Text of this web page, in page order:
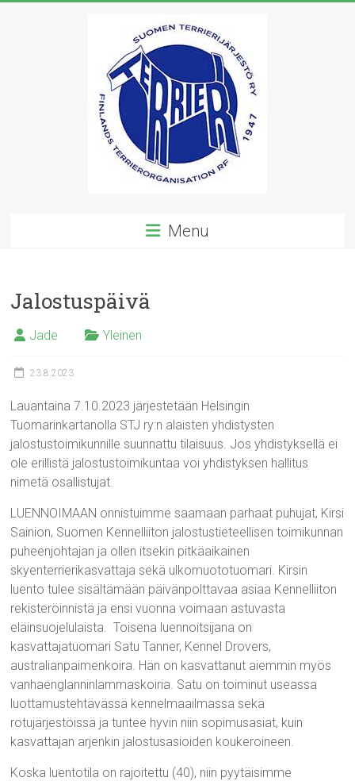
Terrierijärjestö
23
terrierirodun
rotujärjestö
Menu
Jalostuspäivä
Jade Yleinen
23.8.2023
Lauantaina 7.10.2023 järjestetään Helsingin
Tuomarinkartanolla STJ ry:n alaisten yhdistysten
jalostustoimikunnille suunnattu tilaisuus. Jos yhdistyksellä ei
ole erillistä jalostustoimikuntaa voi yhdistyksen hallitus
nimetä osallistujat.
LUENNOIMAAN onnistuimme saamaan parhaat puhujat, Kirsi
Sainion, Suomen Kennelliiton jalostustieteellisen toimikunnan
puheenjohtajan ja ollen itsekin pitkäaikainen
skyenterrierikasvattaja sekä ulkomuototuomari. Kirsin
luento tulee sisältämään päivänpolttavaa asiaa Kennelliiton
rekisteröinnistä ja ensi vuonna voimaan astuvasta
eläinsuojelulaista. Toisena luennoitsijana on
kasvattajatuomari Satu Tanner, Kennel Drovers,
australianpaimenkoira. Hän on kasvattanut aiemmin myös
vanhaenglanninlammaskoiria. Satu on toiminut useassa
luottamustehtävässä kennelmaailmassa sekä
rotujärjestöissä ja tuntee hyvin niin sopimusasiat, kuin
kasvattajan arjenkin jalostusasioiden koukeroineen.
Koska luentotila on rajoitettu (40), niin pyytäisimme